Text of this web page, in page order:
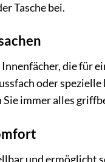
Tasche bei.
die für
oder
Sie immer alles
und ermöglicht